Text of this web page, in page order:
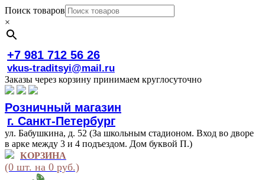
Поиск товаров
×
+7 981 712 56 26
vkus-traditsyi@mail.ru
Заказы через корзину принимаем круглосуточно
Розничный магазин
г. Санкт-Петербург
ул. Бабушкина, д. 52 (За школьным стадионом. Вход во дворе
в арке между 3 и 4 подъездом. Дом буквой П.)
КОРЗИНА
(0 шт. на 0 руб.)